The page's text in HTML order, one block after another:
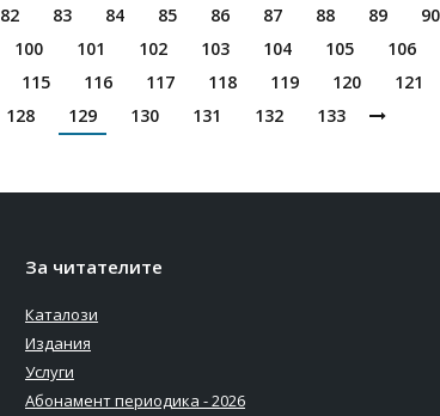
82 83 84 85 86 87 88 89 90
100 101 102 103 104 105 106
115 116 117 118 119 120 121
128 129 130 131 132 133
За читателите
Каталози
Издания
Услуги
Абонамент периодика - 2026